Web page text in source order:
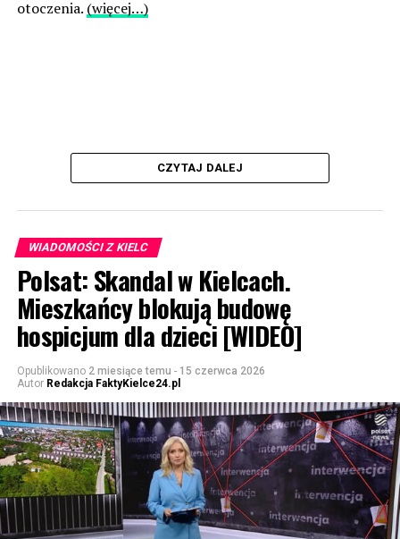
otoczenia. (więcej…)
CZYTAJ DALEJ
WIADOMOŚCI Z KIELC
Polsat: Skandal w Kielcach.
Mieszkańcy blokują budowę
hospicjum dla dzieci [WIDEO]
Opublikowano 2 miesiące temu - 15 czerwca 2026
Autor Redakcja FaktyKielce24.pl